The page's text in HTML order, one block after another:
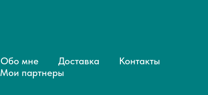
Обо мне Доставка
Контакты
Мои партнеры